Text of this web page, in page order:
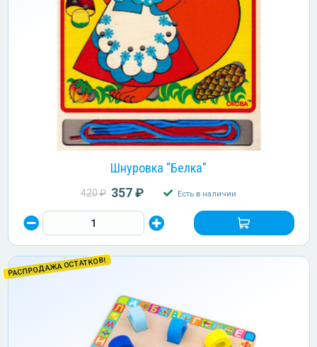
Шнуровка "Белка"
420 ₽ 357 ₽ Есть в наличии
РАСПРОДАЖА ОСТАТКОВ!